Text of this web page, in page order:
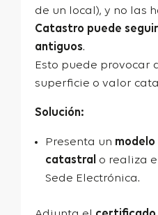
de un local), y no las
Catastro puede
antiguos.
Esto puede provocar
superficie o valor
Solución:
Presenta un
catastral o realiza
Sede Electrónica.